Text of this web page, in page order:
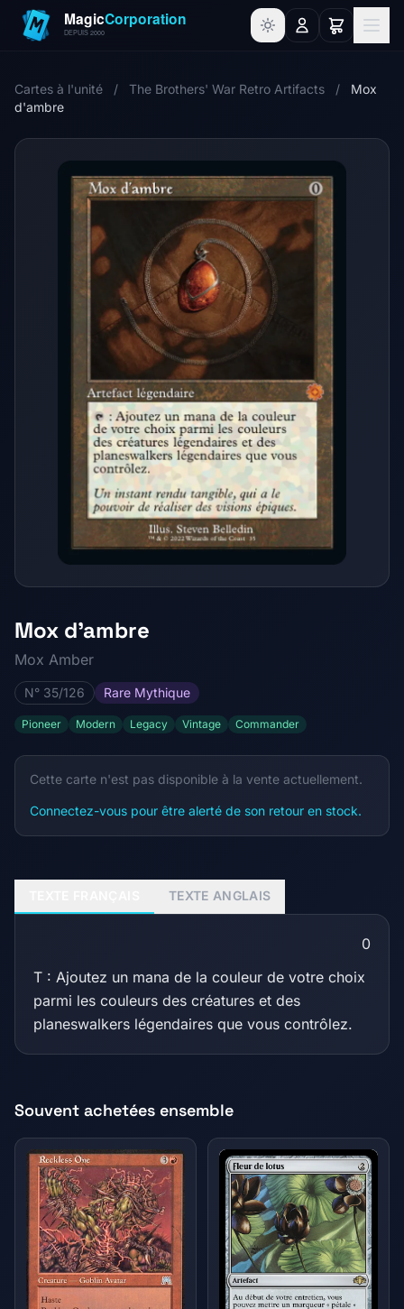
Cartes à l'unité / The Brothers' War Retro Artifacts /
Mox
d'ambre
Mox d'ambre
Mox Amber
N° 35/126 Rare Mythique
Pioneer Modern Legacy Vintage Commander
Cette carte n'est pas disponible à la vente actuellement.
Connectez-vous pour être alerté de son retour en stock.
TEXTE ANGLAIS
0
T : Ajoutez un mana de la couleur de votre choix
parmi les couleurs des créatures et des
planeswalkers légendaires que vous contrôlez.
Souvent achetées ensemble